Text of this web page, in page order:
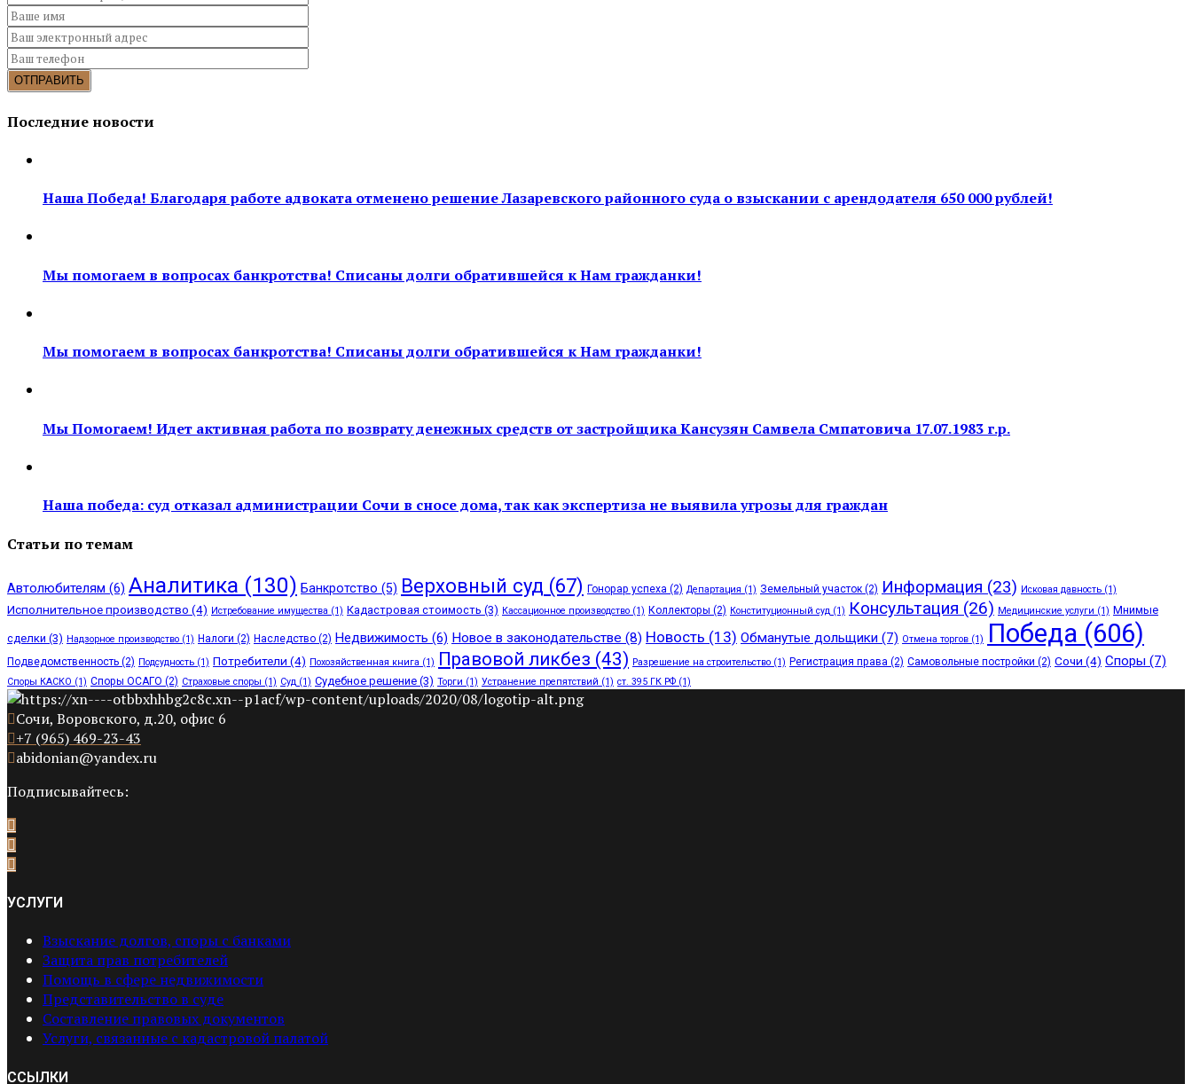
Последние новости
Наша Победа! Благодаря работе адвоката отменено решение Лазаревского районного суда о взыскании с арендодателя 650 000 рублей!
Мы помогаем в вопросах банкротства! Списаны долги обратившейся к Нам гражданки!
Мы помогаем в вопросах банкротства! Списаны долги обратившейся к Нам гражданки!
Мы Помогаем! Идет активная работа по возврату денежных средств от застройщика Кансузян Самвела Смпатовича 17.07.1983 г.р.
Наша победа: суд отказал администрации Сочи в сносе дома, так как экспертиза не выявила угрозы для граждан
Статьи по темам
Автолюбителям (6) Аналитика (130) Банкротство (5) Верховный суд (67) Гонорар успеха (2) Департация (1) Земельный участок (2) Информация (23) Исковая давность (1)
Исполнительное производство (4) Истребование имущества (1) Кадастровая стоимость (3) Кассационное производство (1) Коллекторы (2) Конституционный суд (1) Консультация (26) Медицинские услуги (1) Мнимые
сделки (3) Надзорное производство (1) Налоги (2) Наследство (2) Недвижимость (6) Новое в законодательстве (8) Новость (13) Обманутые дольщики (7) Отмена торгов (1) Победа (606)
Подведомственность (2) Подсудность (1) Потребители (4) Похозяйственная книга (1) Правовой ликбез (43) Разрешение на строительство (1) Регистрация права (2) Самовольные постройки (2) Сочи (4) Споры (7)
Споры КАСКО (1) Споры ОСАГО (2) Страховые споры (1) Суд (1) Судебное решение (3) Торги (1) Устранение препятствий (1) ст. 395 ГК РФ (1)
Сочи, Воровского, д.20, офис 6
+7 (965) 469-23-43
abidonian@yandex.ru
Подписывайтесь:
УСЛУГИ
Взыскание долгов, споры с банками
Защита прав потребителей
Помощь в сфере недвижимости
Представительство в суде
Составление правовых документов
Услуги, связанные с кадастровой палатой
ССЫЛКИ